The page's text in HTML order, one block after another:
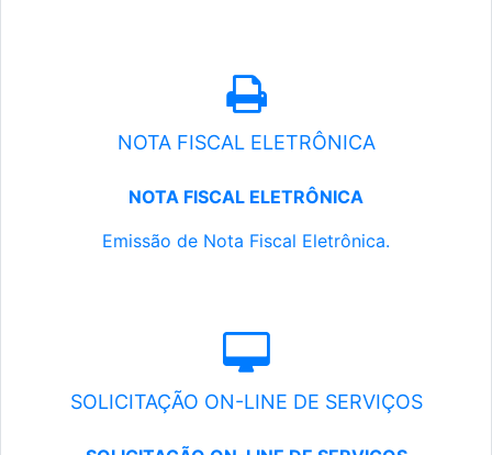
NOTA FISCAL ELETRÔNICA
NOTA FISCAL ELETRÔNICA
Emissão de Nota Fiscal Eletrônica.
SOLICITAÇÃO ON-LINE DE SERVIÇOS